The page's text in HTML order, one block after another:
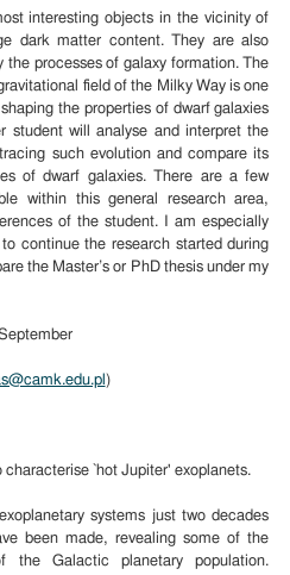
interesting objects in the vicinity of
dark matter content. They are also
the processes of galaxy formation. The
field of the Milky Way is one
the properties of dwarf galaxies
student will analyse and interpret the
such evolution and compare its
of dwarf galaxies. There are a few
within this general research area,
of the student. I am especially
continue the research started during
the Master’s or PhD thesis under my
)
`hot Jupiter' exoplanets.
systems just two decades
been made, revealing some of the
the Galactic planetary population.